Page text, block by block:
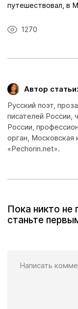
путешествовал, в
1270
Автор
Русский поэт,
писателей России,
России,
орган, Московская
«Pechorin.net».
Пока никто не
станьте